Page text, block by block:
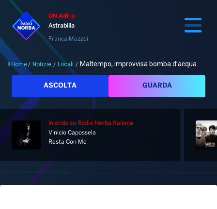
ON AIR
Astrabilia
Franca Mazzei
Cerca
Home
Palinsesto
Notizie
Home/ Notizie / Locali / Maltempo, improvvisa bomba d’acqua...
ASCOLTA GUARDA
In onda su Radio Norba Italiana
Vinicio Capossela
Resta Con Me